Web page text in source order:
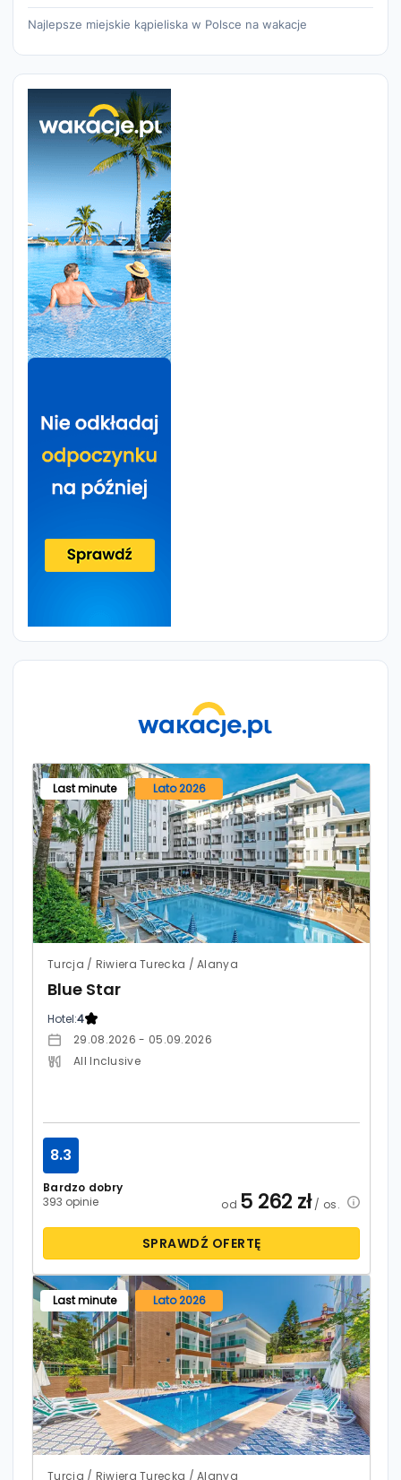
Najlepsze miejskie kąpieliska w Polsce na wakacje
Last minute Lato 2026
Turcja / Riwiera Turecka / Alanya
Blue Star
Hotel:4
29.08.2026 - 05.09.2026
All Inclusive
Bardzo dobry
393 opinie
8.3
od 5 262 zł/ os.
SPRAWDŹ OFERTĘ
Last minute Lato 2026
Turcja / Riwiera Turecka / Alanya